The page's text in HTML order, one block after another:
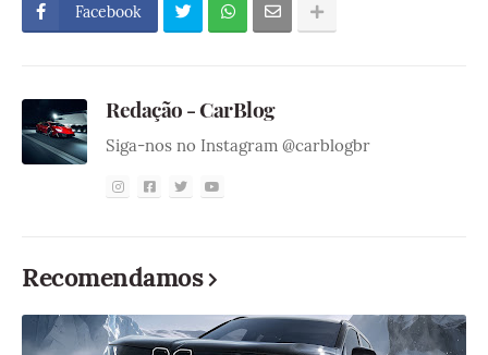
Facebook
Redação - CarBlog
Siga-nos no Instagram @carblogbr
Recomendamos